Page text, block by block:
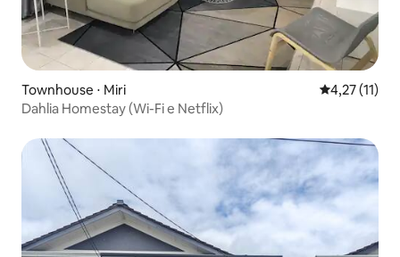
Townhouse ⋅ Miri 4,27 de uma
4,27 (11)
Dahlia Homestay (Wi-Fi e Netflix)